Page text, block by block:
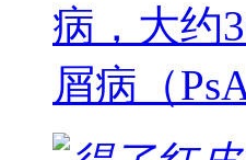
病，大约
屑病（